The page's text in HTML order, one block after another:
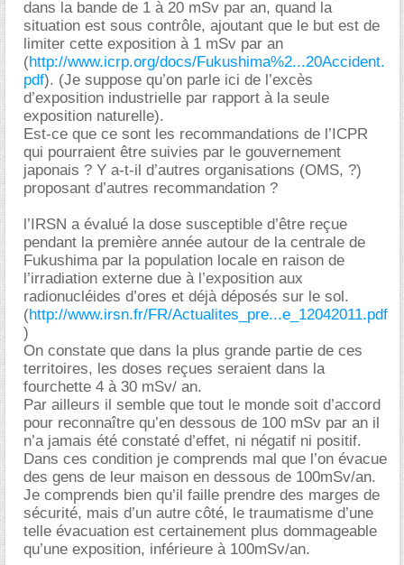
dans la bande de 1 à 20 mSv par an, quand la
situation est sous contrôle, ajoutant que le but est de
limiter cette exposition à 1 mSv par an
(http://www.icrp.org/docs/Fukushima%2...20Accident.
pdf). (Je suppose qu’on parle ici de l’excès
d’exposition industrielle par rapport à la seule
exposition naturelle).
Est-ce que ce sont les recommandations de l’ICPR
qui pourraient être suivies par le gouvernement
japonais ? Y a-t-il d’autres organisations (OMS, ?)
proposant d’autres recommandation ?
l’IRSN a évalué la dose susceptible d’être reçue
pendant la première année autour de la centrale de
Fukushima par la population locale en raison de
l’irradiation externe due à l’exposition aux
radionucléides d’ores et déjà déposés sur le sol.
(http://www.irsn.fr/FR/Actualites_pre...e_12042011.pdf
)
On constate que dans la plus grande partie de ces
territoires, les doses reçues seraient dans la
fourchette 4 à 30 mSv/ an.
Par ailleurs il semble que tout le monde soit d’accord
pour reconnaître qu’en dessous de 100 mSv par an il
n’a jamais été constaté d’effet, ni négatif ni positif.
Dans ces condition je comprends mal que l’on évacue
des gens de leur maison en dessous de 100mSv/an.
Je comprends bien qu’il faille prendre des marges de
sécurité, mais d’un autre côté, le traumatisme d’une
telle évacuation est certainement plus dommageable
qu’une exposition, inférieure à 100mSv/an.